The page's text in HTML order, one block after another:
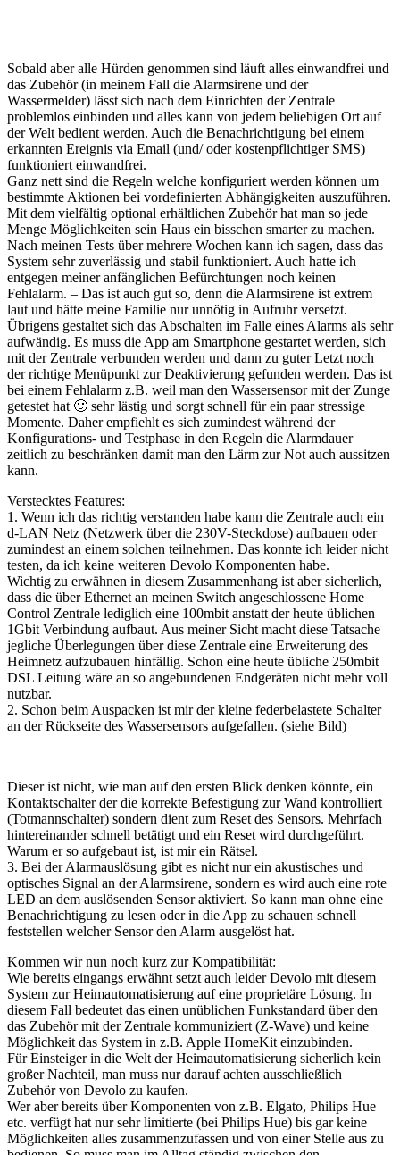
Sobald aber alle Hürden genommen sind läuft alles einwandfrei und
das Zubehör (in meinem Fall die Alarmsirene und der
Wassermelder) lässt sich nach dem Einrichten der Zentrale
problemlos einbinden und alles kann von jedem beliebigen Ort auf
der Welt bedient werden. Auch die Benachrichtigung bei einem
erkannten Ereignis via Email (und/ oder kostenpflichtiger SMS)
funktioniert einwandfrei.
Ganz nett sind die Regeln welche konfiguriert werden können um
bestimmte Aktionen bei vordefinierten Abhängigkeiten auszuführen.
Mit dem vielfältig optional erhältlichen Zubehör hat man so jede
Menge Möglichkeiten sein Haus ein bisschen smarter zu machen.
Nach meinen Tests über mehrere Wochen kann ich sagen, dass das
System sehr zuverlässig und stabil funktioniert. Auch hatte ich
entgegen meiner anfänglichen Befürchtungen noch keinen
Fehlalarm. – Das ist auch gut so, denn die Alarmsirene ist extrem
laut und hätte meine Familie nur unnötig in Aufruhr versetzt.
Übrigens gestaltet sich das Abschalten im Falle eines Alarms als sehr
aufwändig. Es muss die App am Smartphone gestartet werden, sich
mit der Zentrale verbunden werden und dann zu guter Letzt noch
der richtige Menüpunkt zur Deaktivierung gefunden werden. Das ist
bei einem Fehlalarm z.B. weil man den Wassersensor mit der Zunge
getestet hat 🙂 sehr lästig und sorgt schnell für ein paar stressige
Momente. Daher empfiehlt es sich zumindest während der
Konfigurations- und Testphase in den Regeln die Alarmdauer
zeitlich zu beschränken damit man den Lärm zur Not auch aussitzen
kann.
Verstecktes Features:
1. Wenn ich das richtig verstanden habe kann die Zentrale auch ein
d-LAN Netz (Netzwerk über die 230V-Steckdose) aufbauen oder
zumindest an einem solchen teilnehmen. Das konnte ich leider nicht
testen, da ich keine weiteren Devolo Komponenten habe.
Wichtig zu erwähnen in diesem Zusammenhang ist aber sicherlich,
dass die über Ethernet an meinen Switch angeschlossene Home
Control Zentrale lediglich eine 100mbit anstatt der heute üblichen
1Gbit Verbindung aufbaut. Aus meiner Sicht macht diese Tatsache
jegliche Überlegungen über diese Zentrale eine Erweiterung des
Heimnetz aufzubauen hinfällig. Schon eine heute übliche 250mbit
DSL Leitung wäre an so angebundenen Endgeräten nicht mehr voll
nutzbar.
2. Schon beim Auspacken ist mir der kleine federbelastete Schalter
an der Rückseite des Wassersensors aufgefallen. (siehe Bild)
Dieser ist nicht, wie man auf den ersten Blick denken könnte, ein
Kontaktschalter der die korrekte Befestigung zur Wand kontrolliert
(Totmannschalter) sondern dient zum Reset des Sensors. Mehrfach
hintereinander schnell betätigt und ein Reset wird durchgeführt.
Warum er so aufgebaut ist, ist mir ein Rätsel.
3. Bei der Alarmauslösung gibt es nicht nur ein akustisches und
optisches Signal an der Alarmsirene, sondern es wird auch eine rote
LED an dem auslösenden Sensor aktiviert. So kann man ohne eine
Benachrichtigung zu lesen oder in die App zu schauen schnell
feststellen welcher Sensor den Alarm ausgelöst hat.
Kommen wir nun noch kurz zur Kompatibilität:
Wie bereits eingangs erwähnt setzt auch leider Devolo mit diesem
System zur Heimautomatisierung auf eine proprietäre Lösung. In
diesem Fall bedeutet das einen unüblichen Funkstandard über den
das Zubehör mit der Zentrale kommuniziert (Z-Wave) und keine
Möglichkeit das System in z.B. Apple HomeKit einzubinden.
Für Einsteiger in die Welt der Heimautomatisierung sicherlich kein
großer Nachteil, man muss nur darauf achten ausschließlich
Zubehör von Devolo zu kaufen.
Wer aber bereits über Komponenten von z.B. Elgato, Philips Hue
etc. verfügt hat nur sehr limitierte (bei Philips Hue) bis gar keine
Möglichkeiten alles zusammenzufassen und von einer Stelle aus zu